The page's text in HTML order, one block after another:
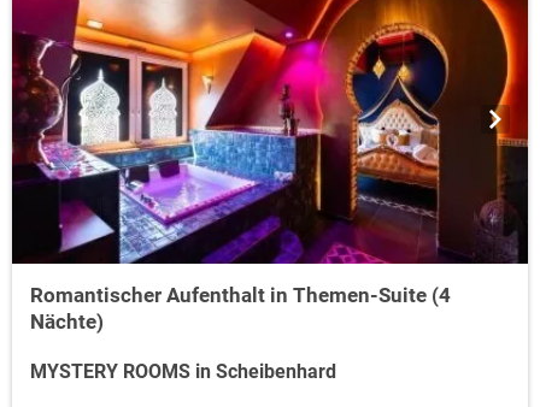
Romantischer Aufenthalt in Themen-Suite (4
Nächte)
MYSTERY ROOMS in Scheibenhard